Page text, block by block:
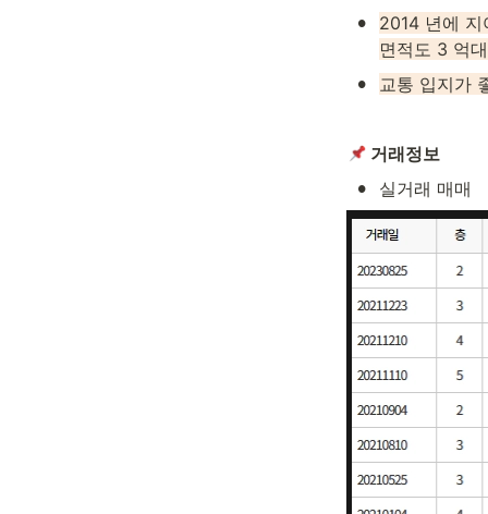
•
2014 년에 지
면적도 3 억
• 교통 입지가
거래정보
• 실거래 매매